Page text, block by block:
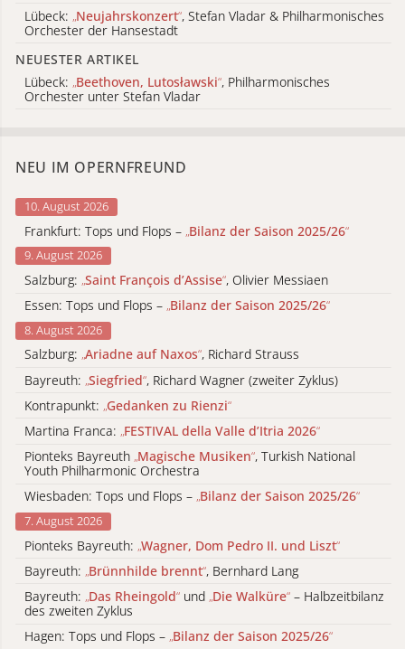
Lübeck: „Neujahrskonzert“, Stefan Vladar & Philharmonisches
Orchester der Hansestadt
NEUESTER ARTIKEL
Lübeck: „Beethoven, Lutosławski“, Philharmonisches
Orchester unter Stefan Vladar
NEU IM OPERNFREUND
10. August 2026
Frankfurt: Tops und Flops – „Bilanz der Saison 2025/26“
9. August 2026
Salzburg: „Saint François d’Assise“, Olivier Messiaen
Essen: Tops und Flops – „Bilanz der Saison 2025/26“
8. August 2026
Salzburg: „Ariadne auf Naxos“, Richard Strauss
Bayreuth: „Siegfried“, Richard Wagner (zweiter Zyklus)
Kontrapunkt: „Gedanken zu Rienzi“
Martina Franca: „FESTIVAL della Valle d’Itria 2026“
Pionteks Bayreuth „Magische Musiken“, Turkish National
Youth Philharmonic Orchestra
Wiesbaden: Tops und Flops – „Bilanz der Saison 2025/26“
7. August 2026
Pionteks Bayreuth: „Wagner, Dom Pedro II. und Liszt“
Bayreuth: „Brünnhilde brennt“, Bernhard Lang
Bayreuth: „Das Rheingold“ und „Die Walküre“ – Halbzeitbilanz
des zweiten Zyklus
Hagen: Tops und Flops – „Bilanz der Saison 2025/26“